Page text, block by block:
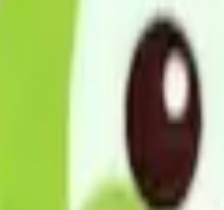
み慣れた地域やご自宅で安心して生活を継続で
家族との連携も重視します。また、関係機関
ることで、安全・安心・信頼される事業所運営